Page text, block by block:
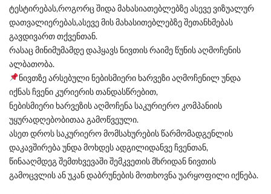
ტესტირებას,როგორც შიდა მახასიათებლებზე ასევე ვიზუალურ
დათვალიერებას,ასევე მის მახასითებლებზე შეთანხმებას
გავდივართ თქვენთან.
რასაც მინიმუმამდე დაჰყავს ნივთის რაიმე წუნის აღმოჩენის
ალბათობა.
ნივთზე არსებული ნებისმიერი ხარვეზი აღმოჩენილ უნდა
იქნას ჩვენი კურიერის თანდასწრებით,
ნებისმიერი ხარვეზის აღმოჩენა საკურიერო კომპანიის
უყურადღებობითაა გამოწვეული.
ასეთ დროს საკურიერო მომსახურების წარმომადგენლის
დაკავშირება უნდა მოხდეს ადგილიდანვე ჩვენთან,
წინააღმდეგ შემთხვევაში შემკვეთის მხრიდან ნივთის
გამოცვლის ან უკან დაბრუნების მოთხოვნა უარყოფილი იქნება.